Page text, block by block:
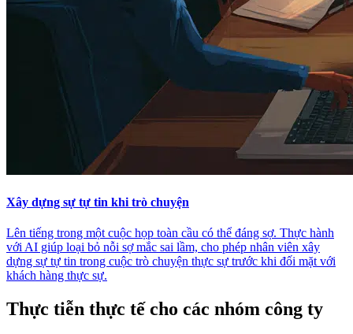
Xây dựng sự tự tin khi trò chuyện
Lên tiếng trong một cuộc họp toàn cầu có thể đáng sợ. Thực hành
với AI giúp loại bỏ nỗi sợ mắc sai lầm, cho phép nhân viên xây
dựng sự tự tin trong cuộc trò chuyện thực sự trước khi đối mặt với
khách hàng thực sự.
Thực tiễn thực tế cho các nhóm công ty